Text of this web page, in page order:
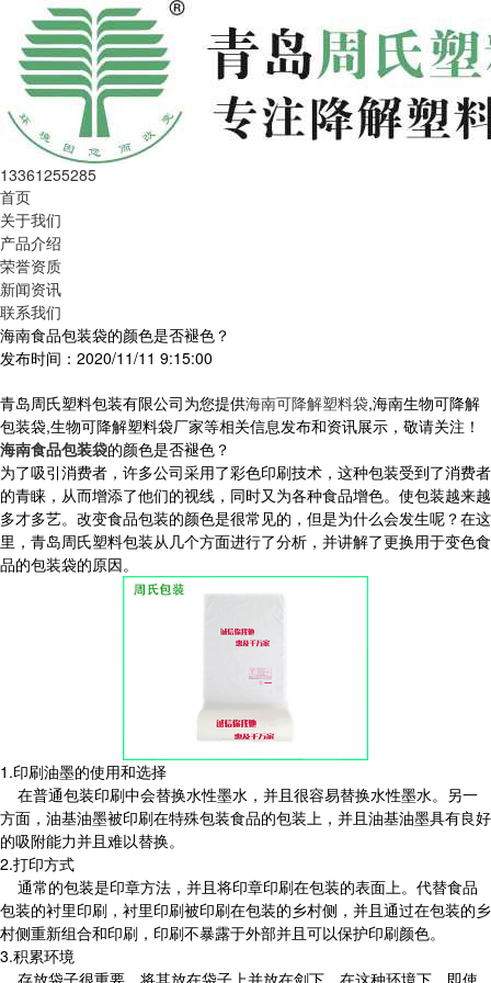
13361255285
首页
关于我们
产品介绍
荣誉资质
新闻资讯
联系我们
海南食品包装袋的颜色是否褪色？
发布时间：2020/11/11 9:15:00
青岛周氏塑料包装有限公司为您提供海南可降解塑料袋,海南生物可降解
包装袋,生物可降解塑料袋厂家等相关信息发布和资讯展示，敬请关注！
海南食品包装袋的颜色是否褪色？
为了吸引消费者，许多公司采用了彩色印刷技术，这种包装受到了消费者
的青睐，从而增添了他们的视线，同时又为各种食品增色。使包装越来越
多才多艺。改变食品包装的颜色是很常见的，但是为什么会发生呢？在这
里，青岛周氏塑料包装从几个方面进行了分析，并讲解了更换用于变色食
品的包装袋的原因。
1.印刷油墨的使用和选择
在普通包装印刷中会替换水性墨水，并且很容易替换水性墨水。另一
方面，油基油墨被印刷在特殊包装食品的包装上，并且油基油墨具有良好
的吸附能力并且难以替换。
2.打印方式
通常的包装是印章方法，并且将印章印刷在包装的表面上。代替食品
包装的衬里印刷，衬里印刷被印刷在包装的乡村侧，并且通过在包装的乡
村侧重新组合和印刷，印刷不暴露于外部并且可以保护印刷颜色。
3.积累环境
存放袋子很重要，将其放在袋子上并放在剑下。在这种环境下，即使